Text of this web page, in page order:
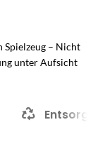
– Nicht
unter Aufsicht